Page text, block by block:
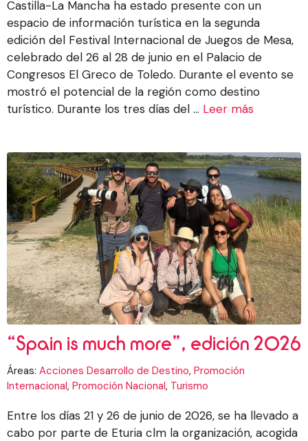
Castilla-La Mancha ha estado presente con un
espacio de información turística en la segunda
edición del Festival Internacional de Juegos de Mesa,
celebrado del 26 al 28 de junio en el Palacio de
Congresos El Greco de Toledo. Durante el evento se
mostró el potencial de la región como destino
turístico. Durante los tres días del ... Leer más
“Spain is much more”, edición 2026
Áreas: Acciones Desarrollo de Destino, Promoción
Internacional, Promoción Nacional, Turismo
Entre los días 21 y 26 de junio de 2026, se ha llevado a
cabo por parte de Eturia clm la organización, acogida